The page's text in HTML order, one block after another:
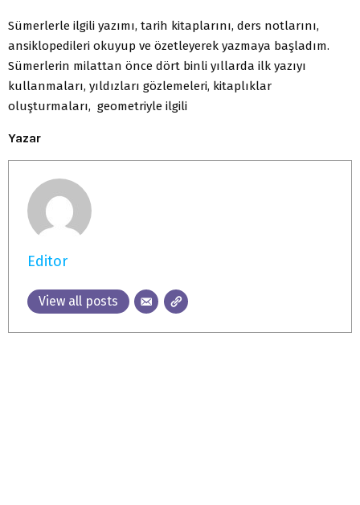
Sümerlerle ilgili yazımı, tarih kitaplarını, ders notlarını,
ansiklopedileri okuyup ve özetleyerek yazmaya başladım.
Sümerlerin milattan önce dört binli yıllarda ilk yazıyı
kullanmaları, yıldızları gözlemeleri, kitaplıklar
oluşturmaları, geometriyle ilgili
Yazar
Editor
View all posts